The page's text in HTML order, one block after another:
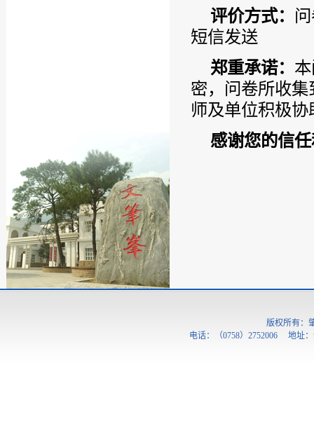
评价方式：
短信发送
郑重承诺：
密，问卷所收
师及单位积极
感谢您的信
版权所有：
电话：（0758）2752006 地址